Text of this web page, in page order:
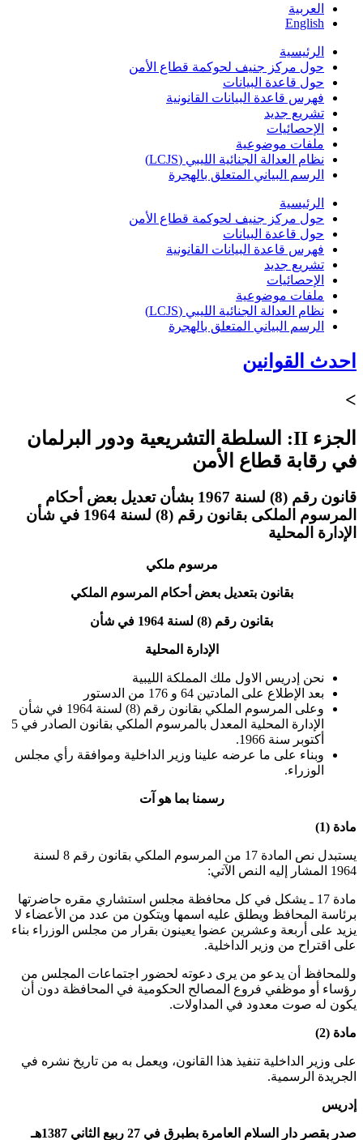
العربية
English
الرئيسية
حول مركز جنيف لحوكمة قطاع الأمن
حول قاعدة البيانات
فهرس قاعدة البيانات القانونية
تشريع جديد
الإحصائيات
ملفات موضوعية
نظام العدالة الجنائية الليبي (LCJS)
الرسم البياني المتعلق بالهجرة
الرئيسية
حول مركز جنيف لحوكمة قطاع الأمن
حول قاعدة البيانات
فهرس قاعدة البيانات القانونية
تشريع جديد
الإحصائيات
ملفات موضوعية
نظام العدالة الجنائية الليبي (LCJS)
الرسم البياني المتعلق بالهجرة
احدث القوانين
>
الجزء II: السلطة التشريعية ودور البرلمان
في رقابة قطاع الأمن
قانون رقم (8) لسنة 1967 بشأن تعديل بعض أحكام
المرسوم الملكى بقانون رقم (8) لسنة 1964 في شأن
الإدارة المحلية
مرسوم ملكي
بقانون بتعديل بعض أحكام المرسوم الملكي
بقانون رقم (8) لسنة 1964 في شأن
الإدارة المحلية
نحن إدريس الاول ملك المملكة الليبية
بعد الإطلاع على المادتين 64 و 176 من الدستور
وعلى المرسوم الملكي بقانون رقم (8) لسنة 1964 في شأن
الإدارة المحلية المعدل بالمرسوم الملكي بقانون الصادر في 5
أكتوبر سنة 1966.
وبناء على ما عرضه علينا وزير الداخلية وموافقة رأي مجلس
الوزراء.
رسمنا بما هو آت
مادة (1)
يستبدل نص المادة 17 من المرسوم الملكي بقانون رقم 8 لسنة
1964 المشار إليه النص الآتي:
مادة 17 ـ يشكل في كل محافظة مجلس استشاري مقره حاضرتها
برئاسة المحافظ ويطلق عليه اسمها ويتكون من عدد من الأعضاء لا
يزيد على أربعة وعشرين عضوا يعينون بقرار من مجلس الوزراء بناء
على اقتراح من وزير الداخلية.
وللمحافظ أن يدعو من يرى دعوته لحضور اجتماعات المجلس من
رؤساء أو موظفي فروع المصالح الحكومية في المحافظة دون أن
يكون له صوت معدود في المداولات.
مادة (2)
على وزير الداخلية تنفيذ هذا القانون، ويعمل به من تاريخ نشره في
الجريدة الرسمية.
إدريس
صدر بقصر دار السلام العامرة بطبرق في 27 ربيع الثاني 1387هـ